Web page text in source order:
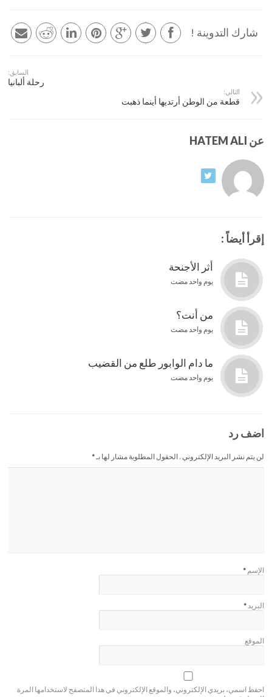
شارك التدوينة !
السابق:
رحلة ألبانيا
التالي:
قطعة من الوطن أرتديها أينما ذهبت
عن HATEM ALI
إقرأ أيضاً :
أثر الأجنحة
يوم واحد مضت
من أنت؟
يوم واحد مضت
ما دام الوابور طلع من القضيب
يوم واحد مضت
اضف رد
لن يتم نشر البريد الإلكتروني . الحقول المطلوبة مشار لها بـ*
الإسم *
البريد*
الموقع
احفظ اسمي، بريدي الإلكتروني، والموقع الإلكتروني في هذا المتصفح لاستخدامها المرة